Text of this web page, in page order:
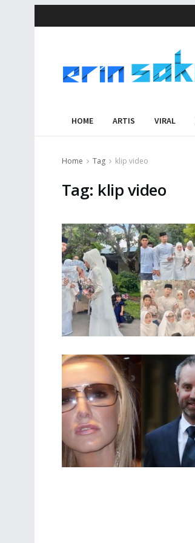
HOME ARTIS VIRAL
Home Tag klip video
Tag: klip video